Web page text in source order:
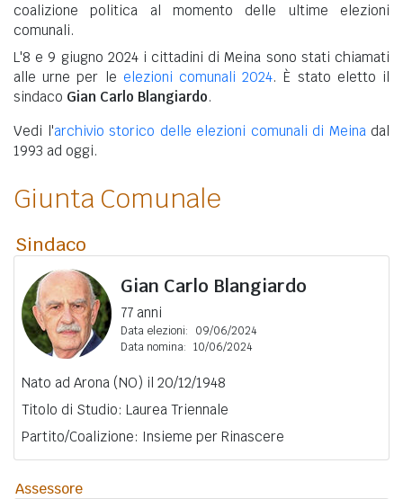
coalizione politica al momento delle ultime elezioni
comunali.
L'8 e 9 giugno 2024 i cittadini di Meina sono stati chiamati
alle urne per le elezioni comunali 2024. È stato eletto il
sindaco Gian Carlo Blangiardo.
Vedi l'archivio storico delle elezioni comunali di Meina dal
1993 ad oggi.
Giunta Comunale
Sindaco
Gian Carlo Blangiardo
77 anni
Data elezioni:
09/06/2024
Data nomina: 10/06/2024
Nato ad Arona (NO) il 20/12/1948
Titolo di Studio: Laurea Triennale
Partito/Coalizione: Insieme per Rinascere
Assessore